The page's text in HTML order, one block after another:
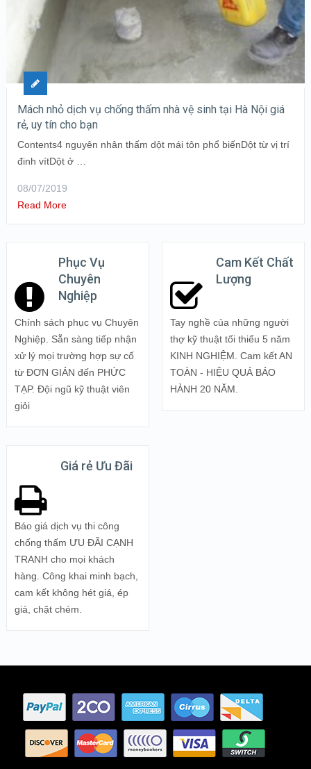
Mách nhỏ dịch vụ chống thấm nhà vệ sinh tại Hà Nội giá
rẻ, uy tín cho bạn
Contents4 nguyên nhân thấm dột mái tôn phổ biếnDột từ vị trí
đinh vítDột ở …
08/07/2019
Read More
Phục Vụ
Chuyên
Nghiệp
Chính sách phục vụ Chuyên
Nghiệp. Sẵn sàng tiếp nhận
xử lý mọi trường hợp sự cố
từ ĐƠN GIẢN đến PHỨC
TẠP. Đội ngũ kỹ thuật viên
giỏi
Cam Kết Chất
Lượng
Tay nghề của những người
thợ kỹ thuật tối thiểu 5 năm
KINH NGHIỆM. Cam kết AN
TOÀN - HIỆU QUẢ BẢO
HÀNH 20 NĂM.
Giá rẻ Ưu Đãi
Báo giá dịch vụ thi công
chống thấm ƯU ĐÃI CẠNH
TRANH cho mọi khách
hàng. Công khai minh bạch,
cam kết không hét giá, ép
giá, chặt chém.